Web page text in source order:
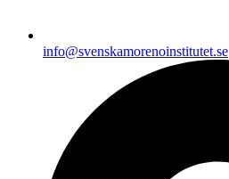
info@svenskamorenoinstitutet.se